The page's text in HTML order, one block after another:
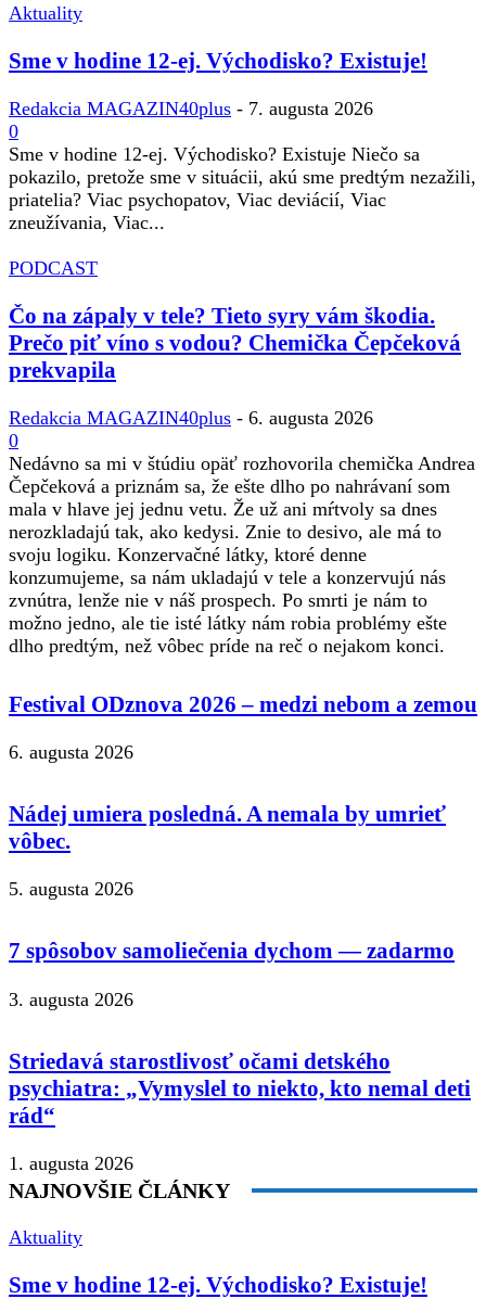
Aktuality
Sme v hodine 12-ej. Východisko? Existuje!
Redakcia MAGAZIN40plus - 7. augusta 2026
0
Sme v hodine 12-ej. Východisko? Existuje Niečo sa
pokazilo, pretože sme v situácii, akú sme predtým nezažili,
priatelia? Viac psychopatov, Viac deviácií, Viac
zneužívania, Viac...
PODCAST
Čo na zápaly v tele? Tieto syry vám škodia.
Prečo piť víno s vodou? Chemička Čepčeková
prekvapila
Redakcia MAGAZIN40plus - 6. augusta 2026
0
Nedávno sa mi v štúdiu opäť rozhovorila chemička Andrea
Čepčeková a priznám sa, že ešte dlho po nahrávaní som
mala v hlave jej jednu vetu. Že už ani mŕtvoly sa dnes
nerozkladajú tak, ako kedysi. Znie to desivo, ale má to
svoju logiku. Konzervačné látky, ktoré denne
konzumujeme, sa nám ukladajú v tele a konzervujú nás
zvnútra, lenže nie v náš prospech. Po smrti je nám to
možno jedno, ale tie isté látky nám robia problémy ešte
dlho predtým, než vôbec príde na reč o nejakom konci.
Festival ODznova 2026 – medzi nebom a zemou
6. augusta 2026
Nádej umiera posledná. A nemala by umrieť
vôbec.
5. augusta 2026
7 spôsobov samoliečenia dychom — zadarmo
3. augusta 2026
Striedavá starostlivosť očami detského
psychiatra: „Vymyslel to niekto, kto nemal deti
rád“
1. augusta 2026
NAJNOVŠIE ČLÁNKY
Aktuality
Sme v hodine 12-ej. Východisko? Existuje!